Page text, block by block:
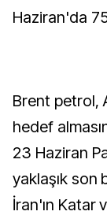
Haziran'da
Brent petrol,
hedef
23 Haziran
yaklaşık son
İran'ın Katar